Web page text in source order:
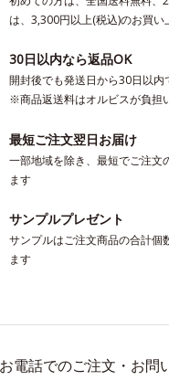
は、3,300円以上(税込)のお買い
30日以内なら返品OK
開封後でも発送日から30日以内
※商品返送料はオルビスが負担
最短ご注文翌日お届け
一部地域を除き、最短でご注文
ます
サンプルプレゼント
サンプルはご注文商品の合計個
ます
お電話でのご注文・お問